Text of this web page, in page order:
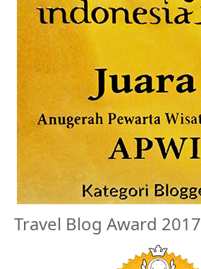
Travel Blog Award 2017